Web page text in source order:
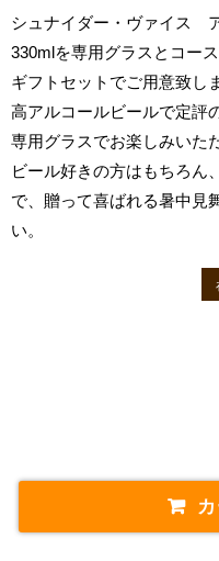
シュナイダー・ヴァイス
330mlを専用グラスとコー
ギフトセットでご用意致し
高アルコールビールで定評
専用グラスでお楽しみいた
ビール好きの方はもちろん
で、贈って喜ばれる暑中見
い。